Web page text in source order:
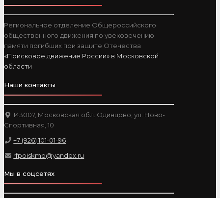
Региональное отделение Общероссийского
общественного движения по увековечению
памяти погибших при защите Отечества
«Поисковое движение России» в Московской
области
Наши контакты
143007, Московская обл. Одинцово, ул. Ново-
Спортивная, 10
+7 (926) 101-01-96
rfpoiskmo@yandex.ru
Мы в соцсетях